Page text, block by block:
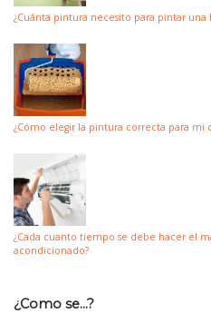
¿Cuánta pintura necesito para pintar una
¿Cómo elegir la pintura correcta para mi
¿Cada cuanto tiempo se debe hacer el
acondicionado?
¿Como se…?